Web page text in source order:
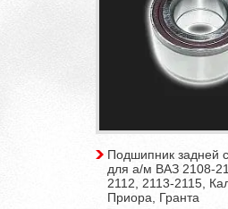
Подшипник задней
для а/м ВАЗ 2108-
2112, 2113-2115,
Приора, Гранта